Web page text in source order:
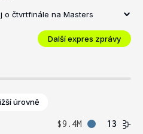
o čtvrtfinále na Masters
Další expres zprávy
úrovně
$9.4M
13